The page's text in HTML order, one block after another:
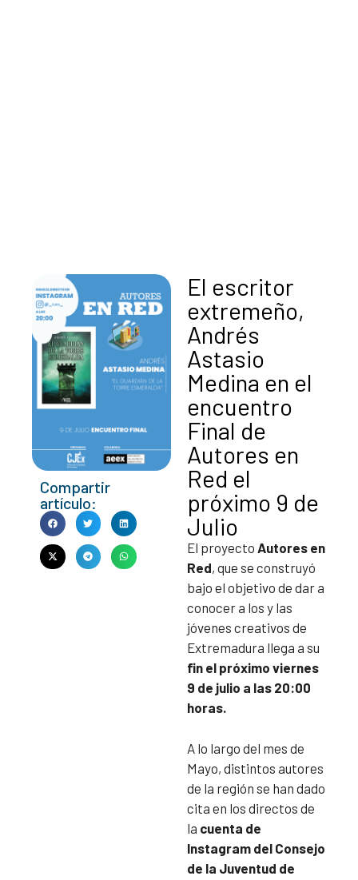
Compartir
artículo:
El escritor
extremeño,
Andrés
Astasio
Medina en el
encuentro
Final de
Autores en
Red el
próximo 9 de
Julio
El proyecto Autores en
Red, que se construyó
bajo el objetivo de dar a
conocer a los y las
jóvenes creativos de
Extremadura llega a su
fin el próximo viernes
9 de julio a las 20:00
horas.
A lo largo del mes de
Mayo, distintos autores
de la región se han dado
cita en los directos de
la cuenta de
Instagram del Consejo
de la Juventud de